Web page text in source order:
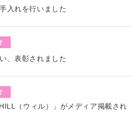
入れを行いました
、表彰されました
（ウィル）」がメディア掲載され